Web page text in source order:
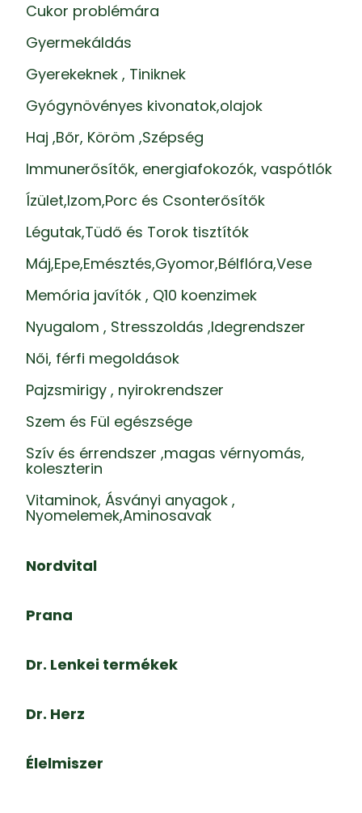
Cukor problémára
Gyermekáldás
Gyerekeknek , Tiniknek
Gyógynövényes kivonatok,olajok
Haj ,Bőr, Köröm ,Szépség
Immunerősítők, energiafokozók, vaspótlók
Ízület,Izom,Porc és Csonterősítők
Légutak,Tüdő és Torok tisztítók
Máj,Epe,Emésztés,Gyomor,Bélflóra,Vese
Memória javítók , Q10 koenzimek
Nyugalom , Stresszoldás ,Idegrendszer
Női, férfi megoldások
Pajzsmirigy , nyirokrendszer
Szem és Fül egészsége
Szív és érrendszer ,magas vérnyomás,
koleszterin
Vitaminok, Ásványi anyagok ,
Nyomelemek,Aminosavak
Nordvital
Prana
Dr. Lenkei termékek
Dr. Herz
Élelmiszer